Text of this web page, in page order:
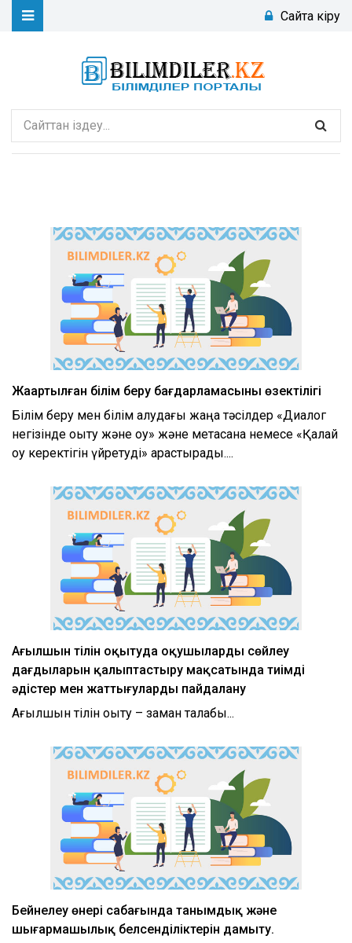
Сайтқа кіру
Жаңартылған білім беру бағдарламасының өзектілігі
Білім беру мен білім алудағы жаңа тәсілдер «Диалог
негізінде оқыту және оқу» және метасана немесе «Қалай
оқу керектігін үйретуді» қарастырады....
Ағылшын тілін оқытуда оқушылардың сөйлеу
дағдыларын қалыптастыру мақсатында тиімді
әдістер мен жаттығуларды пайдалану
Ағылшын тілін оқыту – заман талабы...
Бейнелеу өнері сабағында танымдық және
шығармашылық белсенділіктерін дамыту.